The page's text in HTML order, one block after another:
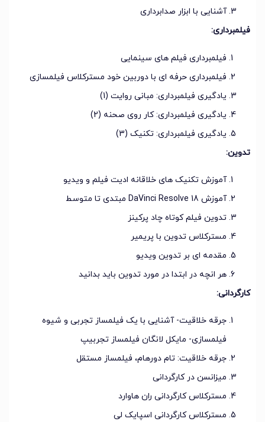
آشنایی با ابزار صدابرداری
فیلمبرداری:
فیلمبرداری فیلم های سینمایی
فیلمبرداری حرفه ای با دوربین خود مسترکلاس فیلمسازی
یادگیری فیلمبرداری: مبانی روایت (1)
یادگیری فیلمبرداری: کار روی صحنه (2)
یادگیری فیلمبرداری: تکنیک (3)
تدوین:
آموزش تکنیک های خلاقانه ادیت فیلم و ویدیو
آموزش DaVinci Resolve 18 مبتدی تا متوسط
تدوین فیلم کوتاه چاد پرکینز
مسترکلاس تدوین با پریمیر
مقدمه ای بر تدوین ویدیو
هر انچه در ابتدا در مورد تدوین باید بدانید
کارگردانی:
جرقه خلاقیت- آشنایی با یک فیلمساز تجربی و شیوه
فیلمسازی- مایکل لانگان فیلمساز تجربیپ
جرقه خلاقیت: تام دورهام، فیلمساز مستقل
میزانسن در کارگردانی
مسترکلاس کارگردانی ران هاوارد
مسترکلاس کارگردانی اسپایک لی